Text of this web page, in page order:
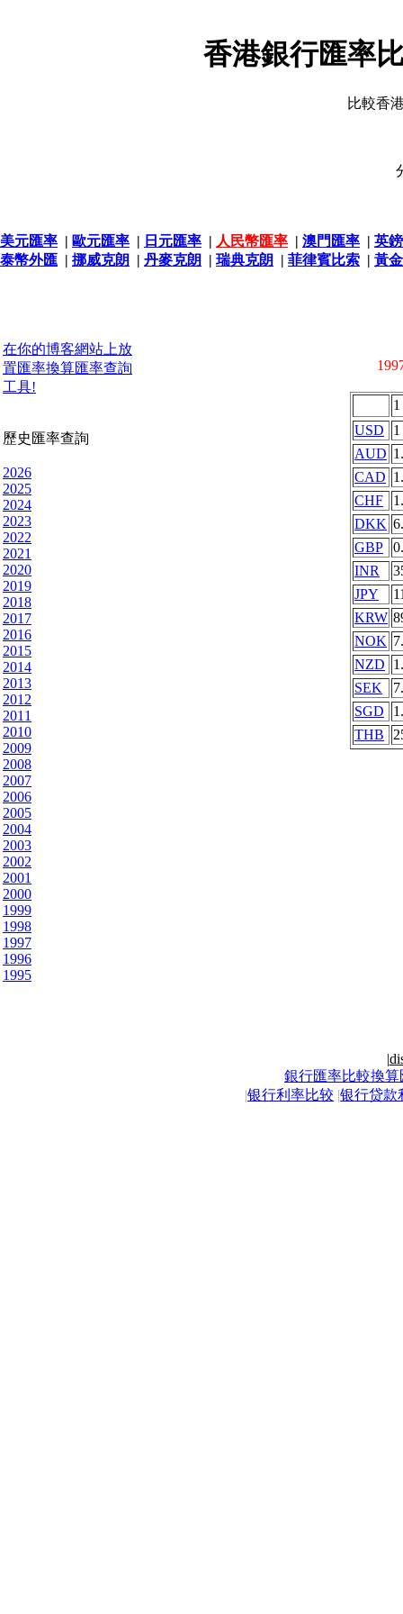
香港銀行匯率
比較香
美元匯率 | 歐元匯率 | 日元匯率 | 人民幣匯率 | 澳門匯率 | 英
泰幣外匯 | 挪威克朗 | 丹麥克朗 | 瑞典克朗 | 菲律賓比索 | 黃
在你的博客網站上放
置匯率換算匯率查詢
工具!
歷史匯率查詢
2026
2025
2024
2023
2022
2021
2020
2019
2018
2017
2016
2015
2014
2013
2012
2011
2010
2009
2008
2007
2006
2005
2004
2003
2002
2001
2000
1999
1998
1997
1996
1995
1
USD
1
AUD
CAD
CHF
DKK
GBP
INR
JPY
KRW
NOK
NZD
SEK
SGD
THB
|
銀行匯率比較換算
|银行利率比较 |银行贷款